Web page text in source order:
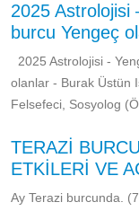
2025 Astrolojisi
burcu Yengeç
2025 Astrolojisi -
olanlar - Burak Üstün
Felsefeci, Sosyolog
TERAZİ
ETKİLERİ VE
Ay Terazi burcunda.